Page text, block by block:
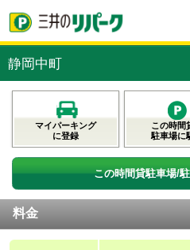
静岡中町
マイパーキング
に登録
この時間
駐車場に
この時間貸駐車場/
料金